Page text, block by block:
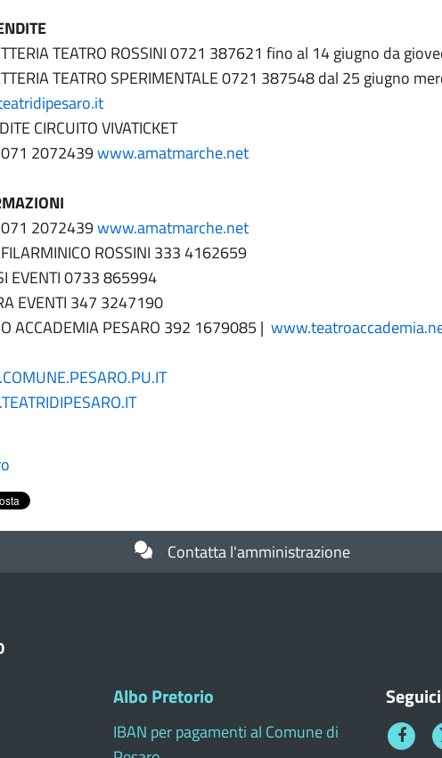
TEATRO ROSSINI 0721 387621 fino al 14 giugno da
TEATRO SPERIMENTALE 0721 387548 dal 25 giugno
CIRCUITO VIVATICKET
2072439www.amatmarche.net
2072439www.amatmarche.net
ROSSINI 333 4162659
EVENTI 0733 865994
EVENTI 347 3247190
ACCADEMIA PESARO 392 1679085 |
Contatta l'amministrazione
Albo Pretorio
IBAN per pagamenti al Comune di